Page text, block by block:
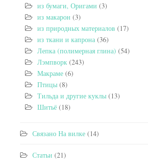
из бумаги, Оригами (3)
из макарон (3)
из природных материалов (17)
из ткани и капрона (36)
Лепка (полимерная глина) (54)
Лэмпворк (243)
Макраме (6)
Птицы (8)
Тильда и другие куклы (13)
Шитьё (18)
Связано На вилке (14)
Статьи (21)